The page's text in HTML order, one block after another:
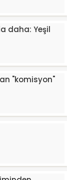
daha: Yeşil
"komisyon"